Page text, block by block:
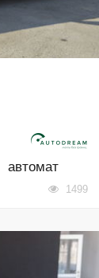
автомат
1499